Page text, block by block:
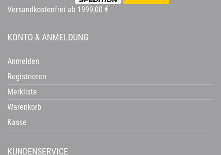
Versandkostenfrei ab 1999,00 €
KONTO & ANMELDUNG
Anmelden
Registrieren
Merkliste
Warenkorb
Kasse
KUNDENSERVICE